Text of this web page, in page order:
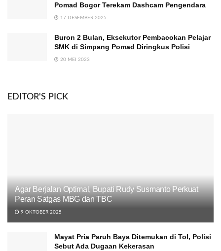
Pomad Bogor Terekam Dashcam Pengendara
17 DESEMBER 2025
Buron 2 Bulan, Eksekutor Pembacokan Pelajar
SMK di Simpang Pomad Diringkus Polisi
20 MEI 2023
EDITOR'S PICK
Agar Berjalan Optimal, Bupati Rudy Susmanto Perkuat
Peran Satgas MBG dan TBC
9 OKTOBER 2025
Mayat Pria Paruh Baya Ditemukan di Tol, Polisi
Sebut Ada Dugaan Kekerasan